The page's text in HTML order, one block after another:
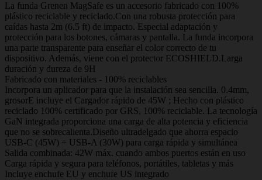
La funda Grenen MagSafe es un accesorio fabricado con 100%
plástico reciclable y reciclado.Con una robusta protección para
caídas hasta 2m (6.5 ft) de impacto. Especial adaptación y
protección para los botones, cámaras y pantalla. La funda incorpora
una parte transparente para enseñar el color correcto de tu
dispositivo. Además, viene con el protector ECOSHIELD.Larga
duración y dureza de 9H
Fabricado con materiales - 100% reciclables
Incorpora un aplicador para que la instalación sea sencilla. 0.4mm,
grosorE incluye el Cargador rápido de 45W ; Hecho con plástico
reciclado 100% certificado por GRS, 100% reciclable. La tecnología
GaN integrada proporciona una carga de alta potencia y eficiencia
que no se sobrecalienta.Diseño ultradelgado que ahorra espacio
USB-C (45W) + USB-A (30W) para carga rápida y simultánea
Salida combinada: 42W máx. cuando ambos puertos están en uso
Carga rápida y segura para teléfonos, portátiles, tabletas y más
Incluye enchufe EU y enchufe US integrado